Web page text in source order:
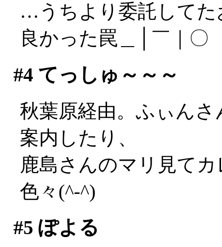
…うちより委託してた
良かった罠＿│￣｜〇
#4てっしゅ～～～
秋葉原経由。ふぃん
案内したり、
鹿島さんのマリ見て
色々(^-^)
#5 ぽよる